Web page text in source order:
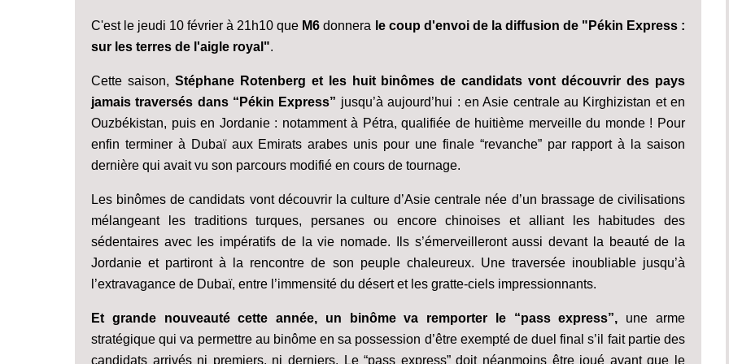
C'est le jeudi 10 février à 21h10 que M6 donnera le coup d'envoi de la diffusion de "Pékin Express :
sur les terres de l'aigle royal".
Cette saison, Stéphane Rotenberg et les huit binômes de candidats vont découvrir des pays
jamais traversés dans “Pékin Express” jusqu’à aujourd’hui : en Asie centrale au Kirghizistan et en
Ouzbékistan, puis en Jordanie : notamment à Pétra, qualifiée de huitième merveille du monde ! Pour
enfin terminer à Dubaï aux Emirats arabes unis pour une finale “revanche” par rapport à la saison
dernière qui avait vu son parcours modifié en cours de tournage.
Les binômes de candidats vont découvrir la culture d’Asie centrale née d’un brassage de civilisations
mélangeant les traditions turques, persanes ou encore chinoises et alliant les habitudes des
sédentaires avec les impératifs de la vie nomade. Ils s’émerveilleront aussi devant la beauté de la
Jordanie et partiront à la rencontre de son peuple chaleureux. Une traversée inoubliable jusqu’à
l’extravagance de Dubaï, entre l’immensité du désert et les gratte-ciels impressionnants.
Et grande nouveauté cette année, un binôme va remporter le “pass express”, une arme
stratégique qui va permettre au binôme en sa possession d’être exempté de duel final s’il fait partie des
candidats arrivés ni premiers, ni derniers. Le “pass express” doit néanmoins être joué avant que le